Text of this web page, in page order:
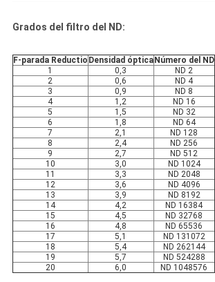
Grados del filtro del ND:
F-parada Reductio Densidad óptica Número del ND
1
0,3
ND 2
2
0,6
ND 4
3
0,9
ND 8
4
1,2
ND 16
5
1,5
ND 32
6
1,8
ND 64
7
2,1
ND 128
8
2,4
ND 256
9
2,7
ND 512
10
3,0
ND 1024
11
3,3
ND 2048
12
3,6
ND 4096
13
3,9
ND 8192
14
4,2
ND 16384
15
4,5
ND 32768
16
4,8
ND 65536
17
5,1
ND 131072
18
5,4
ND 262144
19
5,7
ND 524288
20
6,0 ND 1048576